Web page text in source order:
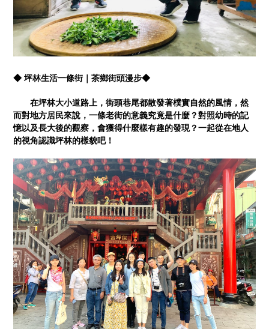
◆ 坪林生活一條街｜茶鄉街頭漫步◆
在坪林大小道路上，街頭巷尾都散發著樸實自然的風情，然
而對地方居民來說，一條老街的意義究竟是什麼？對照幼時的記
憶以及長大後的觀察，會獲得什麼樣有趣的發現？一起從在地人
的視角認識坪林的樣貌吧！